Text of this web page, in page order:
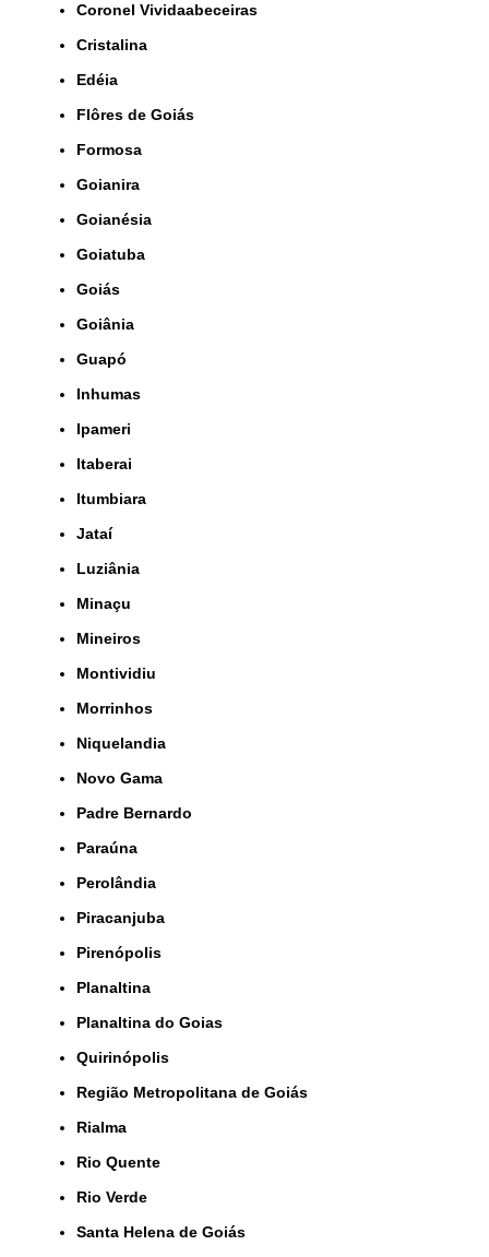
Coronel Vividaabeceiras
Cristalina
Edéia
Flôres de Goiás
Formosa
Goianira
Goianésia
Goiatuba
Goiás
Goiânia
Guapó
Inhumas
Ipameri
Itaberai
Itumbiara
Jataí
Luziânia
Minaçu
Mineiros
Montividiu
Morrinhos
Niquelandia
Novo Gama
Padre Bernardo
Paraúna
Perolândia
Piracanjuba
Pirenópolis
Planaltina
Planaltina do Goias
Quirinópolis
Região Metropolitana de Goiás
Rialma
Rio Quente
Rio Verde
Santa Helena de Goiás